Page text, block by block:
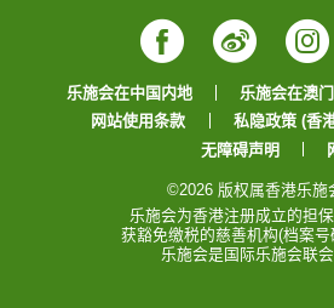
Facebook
Weibo
乐施会在中国内地 乐施会在澳门
网站使用条款
私隐政策 (香
无障碍声明
©2026 版权属香港乐施
乐施会为香港注册成立的担
获豁免缴税的慈善机构(档案号
乐施会是国际乐施会联